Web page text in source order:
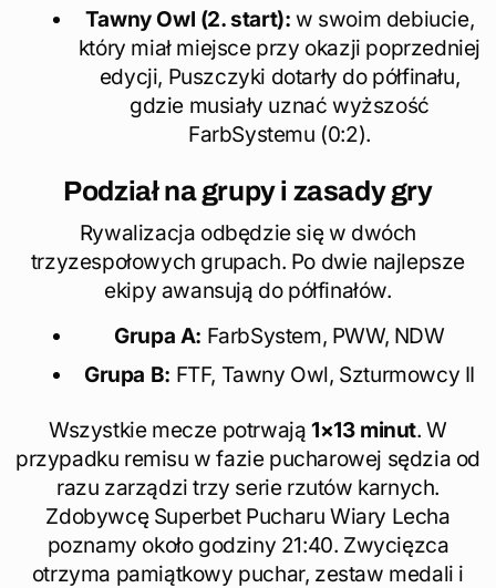
Tawny Owl (2. start): w swoim debiucie,
który miał miejsce przy okazji poprzedniej
edycji, Puszczyki dotarły do półfinału,
gdzie musiały uznać wyższość
FarbSystemu (0:2).
Podział na grupy i zasady gry
Rywalizacja odbędzie się w dwóch
trzyzespołowych grupach. Po dwie najlepsze
ekipy awansują do półfinałów.
Grupa A: FarbSystem, PWW, NDW
Grupa B: FTF, Tawny Owl, Szturmowcy II
Wszystkie mecze potrwają1×13 minut. W
przypadku remisu w fazie pucharowej sędzia od
razu zarządzi trzy serie rzutów karnych.
Zdobywcę Superbet Pucharu Wiary Lecha
poznamy około godziny 21:40. Zwycięzca
otrzyma pamiątkowy puchar, zestaw medali i